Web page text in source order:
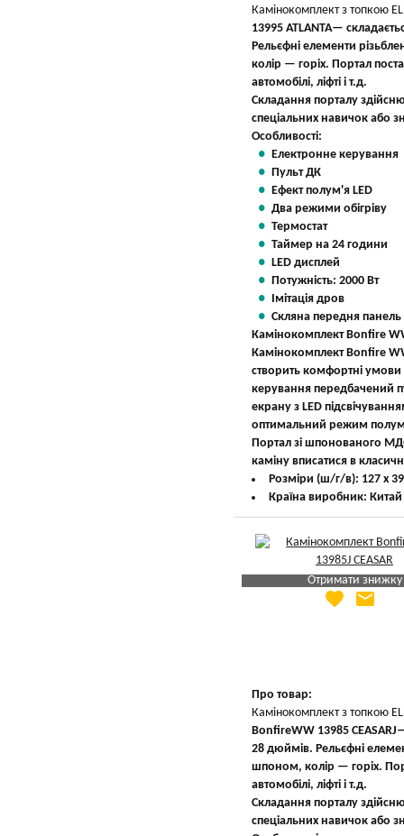
Камінокомплект з топкою
13995 ATLANTA—
Рельєфні елементи
колір — горіх. Портал
автомобілі, ліфті і т.д.
Складання порталу
спеціальних навичок або
Особливості:
Електронне керування
Пульт ДК
Ефект полум'я LED
Два режими обігріву
Термостат
Таймер на 24 години
LED дисплей
Потужність: 2000 Вт
Імітація дров
Скляна передня панель
Камінокомплект Bonfire
Камінокомплект Bonfire
створить комфортні умови
керування передбачений
екрану з LED
оптимальний режим
Портал зі шпонованого
каміну вписатися в
Розміри (ш/г/в): 127 х
Країна виробник: Китай
Отримати знижку
Яка Ваша ціна
favorite email
Про товар:
Камінокомплект з топкою
BonfireWW 13985 CEASARJ
28 дюймів. Рельєфні
шпоном, колір — горіх.
автомобілі, ліфті і т.д.
Складання порталу
спеціальних навичок або